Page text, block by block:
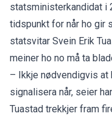
statsministerkandidat i
tidspunkt for når ho gir
statsvitar Svein Erik
meiner ho no må ta
– Ikkje nødvendigvis at
signalisera når, seier
Tuastad trekkjer fram